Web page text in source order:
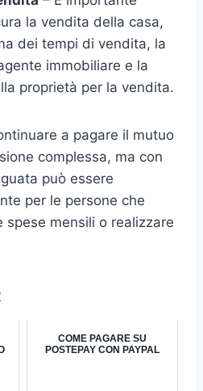
la vendita della casa,
dei tempi di vendita, la
immobiliare e la
proprietà per la vendita.
a pagare il mutuo
complessa, ma con
può essere
per le persone che
spese mensili o realizzare
COME PAGARE SU
POSTEPAY CON PAYPAL